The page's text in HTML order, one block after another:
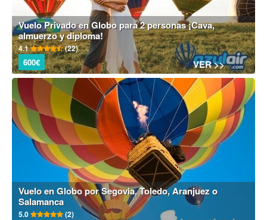
Vuelo Privado en Globo para 2 personas ¡Cava,
almuerzo y diploma!
4.1 (22)
600€ VER >>
Vuelo en Globo por Segovia, Toledo, Aranjuez o
Salamanca
5.0 (2)